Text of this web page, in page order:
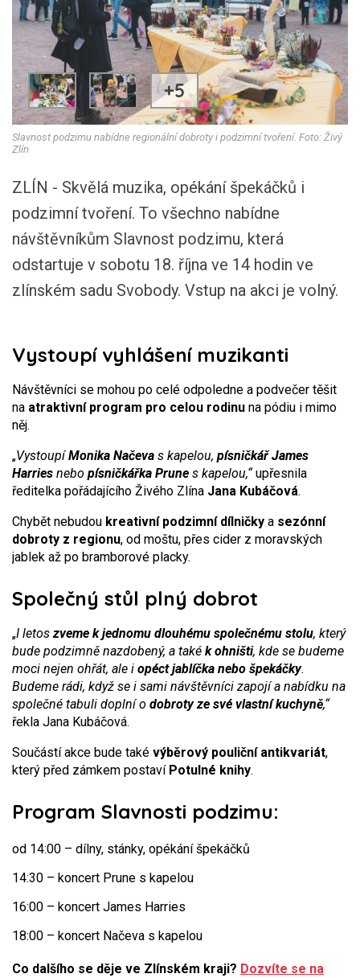
+5
Slavnost podzimu nabídne regionální dobroty i podzimní tvoření. Foto: Živý
Zlín
ZLÍN - Skvělá muzika, opékání špekáčků i
podzimní tvoření. To všechno nabídne
návštěvníkům Slavnost podzimu, která
odstartuje v sobotu 18. října ve 14 hodin ve
zlínském sadu Svobody. Vstup na akci je volný.
Vystoupí vyhlášení muzikanti
Návštěvníci se mohou po celé odpoledne a podvečer těšit
na atraktivní program pro celou rodinu na pódiu i mimo
něj.
„VystoupíMonika Načeva s kapelou, písničkář James
Harries nebo písničkářka Prune s kapelou,“upřesnila
ředitelka pořádajícího Živého Zlína Jana Kubáčová.
Chybět nebudou kreativní podzimní dílničky a sezónní
dobroty z regionu, od moštu, přes cider z moravských
jablek až po bramborové placky.
Společný stůl plný dobrot
„I letoszveme k jednomu dlouhému společnému stolu, který
bude podzimně nazdobený, a také k ohništi, kde se budeme
moci nejen ohřát, ale i opéct jablíčka nebo špekáčky.
Budeme rádi, když se i sami návštěvníci zapojí a nabídku na
společné tabuli doplní o dobroty ze své vlastní kuchyně,“
řekla Jana Kubáčová.
Součástí akce bude také výběrový pouliční antikvariát,
který před zámkem postaví Potulné knihy.
Program Slavnosti podzimu:
od 14:00 – dílny, stánky, opékání špekáčků
14:30 – koncert Prune s kapelou
16:00 – koncert James Harries
18:00 – koncert Načeva s kapelou
Co dalšího se děje ve Zlínském kraji? Dozvíte se na